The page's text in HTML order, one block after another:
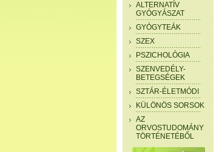
ALTERNATÍV
GYÓGYÁSZAT
GYÓGYTEÁK
SZEX
PSZICHOLÓGIA
SZENVEDÉLY-
BETEGSÉGEK
SZTÁR-ÉLETMÓDI
KÜLÖNÖS SORSOK
AZ
ORVOSTUDOMÁNY
TÖRTÉNETÉBŐL